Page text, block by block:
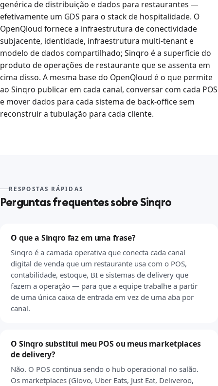
genérica de distribuição e dados para restaurantes —
efetivamente um GDS para o stack de hospitalidade. O
OpenQloud fornece a infraestrutura de conectividade
subjacente, identidade, infraestrutura multi-tenant e
modelo de dados compartilhado; Sinqro é a superfície do
produto de operações de restaurante que se assenta em
cima disso. A mesma base do OpenQloud é o que permite
ao Sinqro publicar em cada canal, conversar com cada POS
e mover dados para cada sistema de back-office sem
reconstruir a tubulação para cada cliente.
RESPOSTAS RÁPIDAS
Perguntas frequentes sobre Sinqro
O que a Sinqro faz em uma frase?
Sinqro é a camada operativa que conecta cada canal
digital de venda que um restaurante usa com o POS,
contabilidade, estoque, BI e sistemas de delivery que
fazem a operação — para que a equipe trabalhe a partir
de uma única caixa de entrada em vez de uma aba por
canal.
O Sinqro substitui meu POS ou meus marketplaces
de delivery?
Não. O POS continua sendo o hub operacional no salão.
Os marketplaces (Glovo, Uber Eats, Just Eat, Deliveroo,